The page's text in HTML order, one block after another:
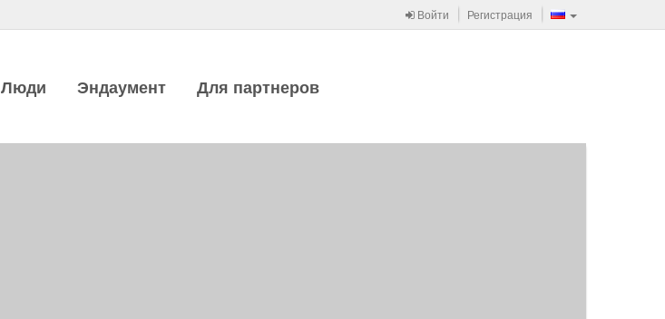
Войти Регистрация
Люди Эндаумент Для партнеров